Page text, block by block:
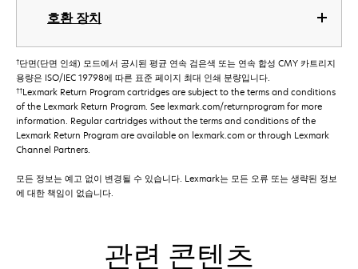
호환 장치
†단면(단면 인쇄) 모드에서 공시된 평균 연속 검은색 또는 연속 합성 CMY 카트리지
용량은 ISO/IEC 19798에 따른 표준 페이지 최대 인쇄 분량입니다.
††Lexmark Return Program cartridges are subject to the terms and conditions
of the Lexmark Return Program. See lexmark.com/returnprogram for more
information. Regular cartridges without the terms and conditions of the
Lexmark Return Program are available on lexmark.com or through Lexmark
Channel Partners.
모든 정보는 예고 없이 변경될 수 있습니다. Lexmark는 모든 오류 또는 생략된 정보
에 대한 책임이 없습니다.
관련 콘텐츠